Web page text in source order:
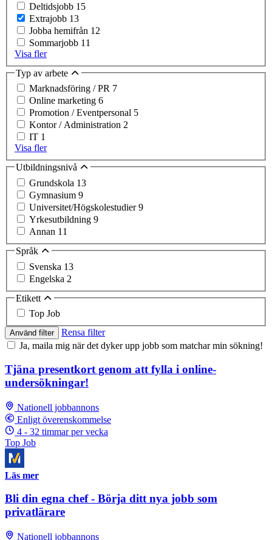
Deltidsjobb 15
Extrajobb 13
Jobba hemifrån 12
Sommarjobb 11
Visa fler
Typ av arbete
Marknadsföring / PR 7
Online marketing 6
Promotion / Eventpersonal 5
Kontor / Administration 2
IT 1
Visa fler
Utbildningsnivå
Grundskola 13
Gymnasium 9
Universitet/Högskolestudier9
Yrkesutbildning 9
Annan 11
Språk
Svenska 13
Engelska 2
Etikett
Top Job
Använd filter
Rensa filter
Ja, maila mig när det dyker upp jobb som matchar min sökning!
Tjäna presentkort genom att fylla i online-
undersökningar!
Nationell jobbannons
Enligt överenskommelse
4 - 32 timmar per vecka
Top Job
Läs mer
Bli din egna chef - Börja ditt nya jobb som
privatlärare
Nationell jobbannons